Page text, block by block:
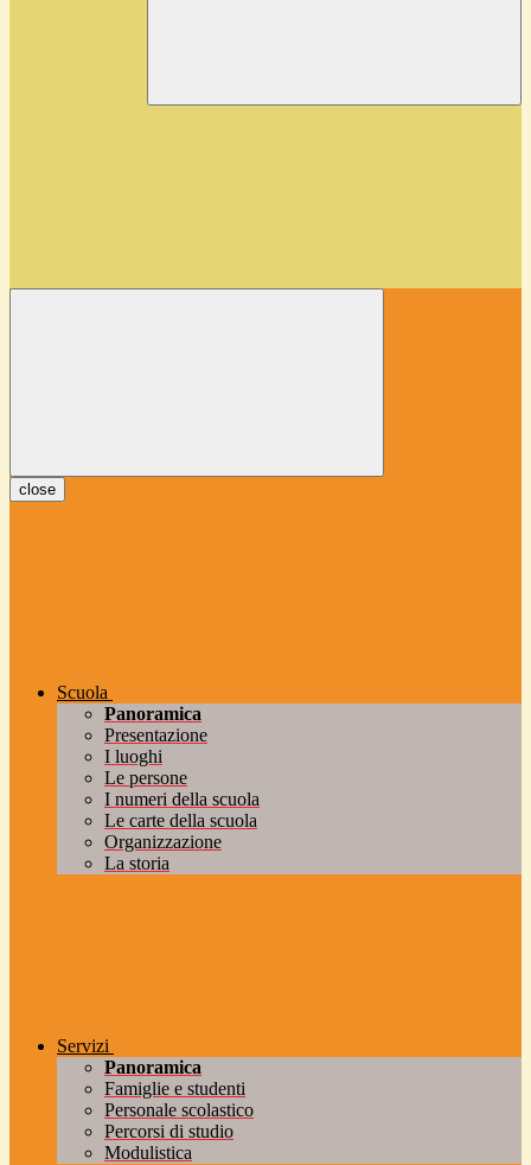
close
Scuola
Panoramica
Presentazione
I luoghi
Le persone
I numeri della scuola
Le carte della scuola
Organizzazione
La storia
Servizi
Panoramica
Famiglie e studenti
Personale scolastico
Percorsi di studio
Modulistica